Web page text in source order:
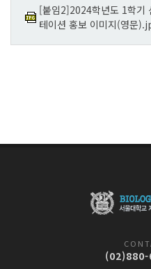
[붙임2]2024학년도 1학기
테이션 홍보 이미지(영문